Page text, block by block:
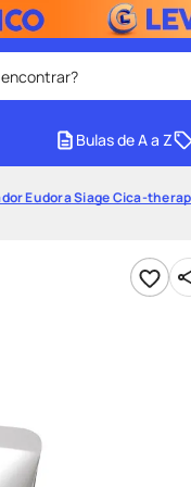
facial 4º
8º
Bulas de A a Z
Eudora Siage Cica-